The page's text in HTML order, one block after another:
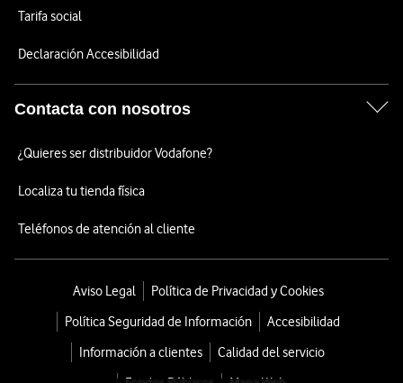
Tarifa social
Declaración Accesibilidad
Contacta con nosotros
¿Quieres ser distribuidor Vodafone?
Localiza tu tienda física
Teléfonos de atención al cliente
Aviso Legal
Política de Privacidad y Cookies
Política Seguridad de Información
Accesibilidad
Información a clientes
Calidad del servicio